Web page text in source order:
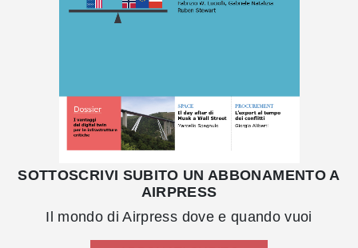
SOTTOSCRIVI SUBITO UN ABBONAMENTO A
AIRPRESS
Il mondo di Airpress dove e quando vuoi